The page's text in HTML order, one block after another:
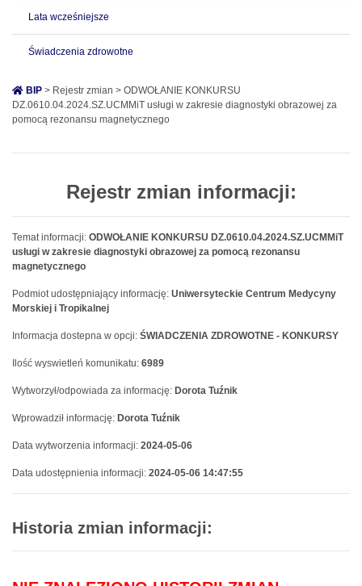
Lata wcześniejsze
Świadczenia zdrowotne
BIP > Rejestr zmian > ODWOŁANIE KONKURSU
DZ.0610.04.2024.SZ.UCMMiT usługi w zakresie diagnostyki obrazowej za
pomocą rezonansu magnetycznego
Rejestr zmian informacji:
Temat informacji: ODWOŁANIE KONKURSU DZ.0610.04.2024.SZ.UCMMiT
usługi w zakresie diagnostyki obrazowej za pomocą rezonansu
magnetycznego
Podmiot udostępniający informację: Uniwersyteckie Centrum Medycyny
Morskiej i Tropikalnej
Informacja dostepna w opcji: ŚWIADCZENIA ZDROWOTNE - KONKURSY
Ilość wyswietleń komunikatu: 6989
Wytworzył/odpowiada za informację: Dorota Tuźnik
Wprowadził informację: Dorota Tuźnik
Data wytworzenia informacji: 2024-05-06
Data udostępnienia informacji: 2024-05-06 14:47:55
Historia zmian informacji: